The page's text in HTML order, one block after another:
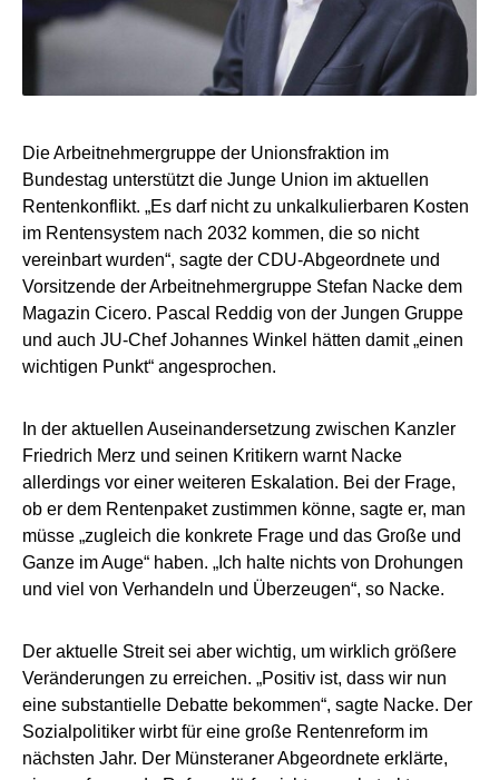
Die Arbeitnehmergruppe der Unionsfraktion im
Bundestag unterstützt die Junge Union im aktuellen
Rentenkonflikt. „Es darf nicht zu unkalkulierbaren Kosten
im Rentensystem nach 2032 kommen, die so nicht
vereinbart wurden“, sagte der CDU-Abgeordnete und
Vorsitzende der Arbeitnehmergruppe Stefan Nacke dem
Magazin Cicero. Pascal Reddig von der Jungen Gruppe
und auch JU-Chef Johannes Winkel hätten damit „einen
wichtigen Punkt“ angesprochen.
In der aktuellen Auseinandersetzung zwischen Kanzler
Friedrich Merz und seinen Kritikern warnt Nacke
allerdings vor einer weiteren Eskalation. Bei der Frage,
ob er dem Rentenpaket zustimmen könne, sagte er, man
müsse „zugleich die konkrete Frage und das Große und
Ganze im Auge“ haben. „Ich halte nichts von Drohungen
und viel von Verhandeln und Überzeugen“, so Nacke.
Der aktuelle Streit sei aber wichtig, um wirklich größere
Veränderungen zu erreichen. „Positiv ist, dass wir nun
eine substantielle Debatte bekommen“, sagte Nacke. Der
Sozialpolitiker wirbt für eine große Rentenreform im
nächsten Jahr. Der Münsteraner Abgeordnete erklärte,